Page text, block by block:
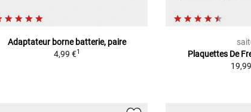
Adaptateur borne batterie, paire
4,99 €1
Plaquettes De